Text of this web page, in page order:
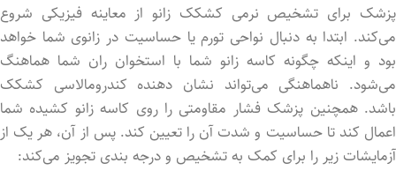
پزشک برای تشخیص نرمی کشکک زانو از معاینه فیزیکی شروع
می‌کند. ابتدا به دنبال نواحی تورم یا حساسیت در زانوی شما خواهد
بود و اینکه چگونه کاسه زانو شما با استخوان ران شما هماهنگ
می‌شود. ناهماهنگی می‌تواند نشان دهنده کندرومالاسی کشکک
باشد. همچنین پزشک فشار مقاومتی را روی کاسه زانو کشید‌ه شما
اعمال کند تا حساسیت و شدت آن را تعیین کند. پس از آن، هر یک از
آزمایشات زیر را برای کمک به تشخیص و درجه بندی تجویز می‌کند: